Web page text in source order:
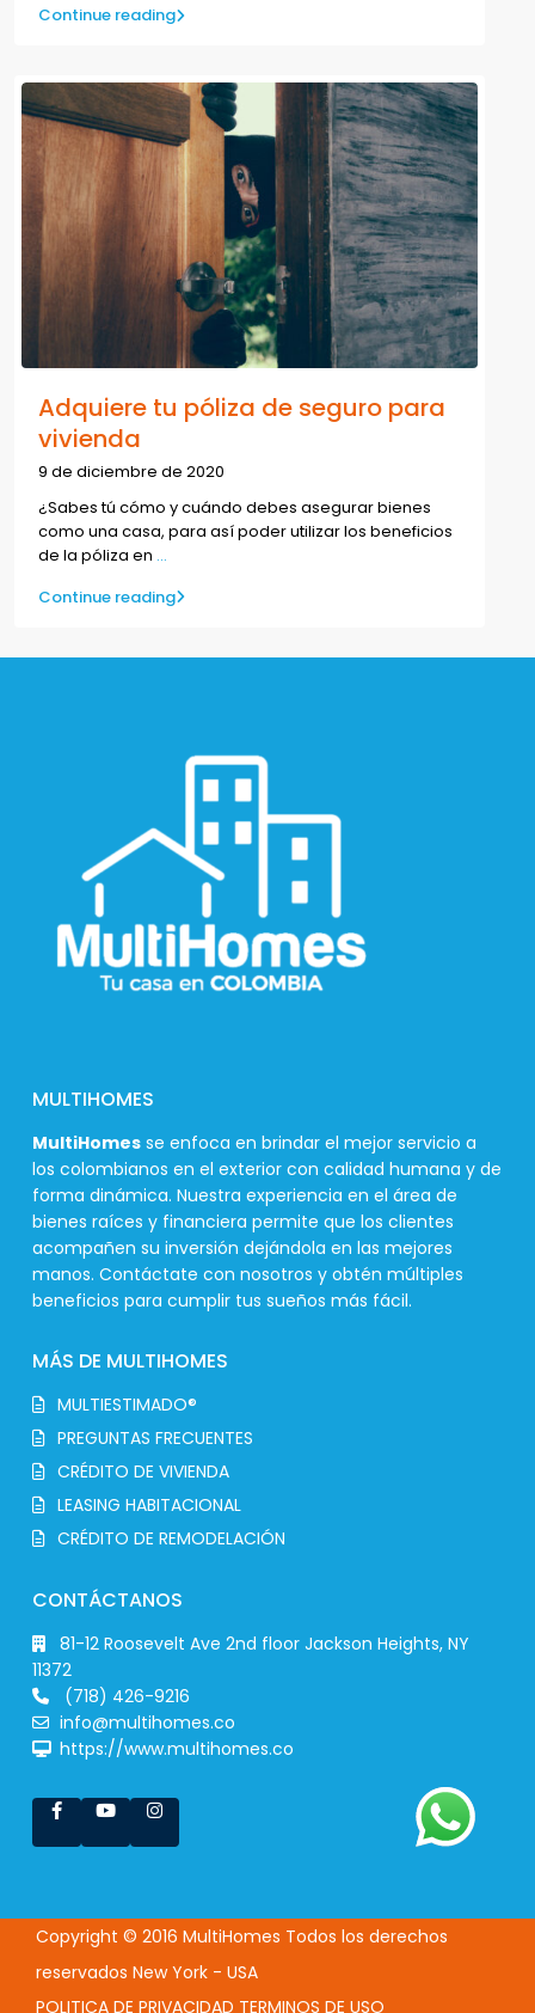
Continue reading
Adquiere tu póliza de seguro para
vivienda
9 de diciembre de 2020
¿Sabes tú cómo y cuándo debes asegurar bienes
como una casa, para así poder utilizar los beneficios
de la póliza en ...
Continue reading
MULTIHOMES
MultiHomes se enfoca en brindar el mejor servicio a
los colombianos en el exterior con calidad humana y de
forma dinámica. Nuestra experiencia en el área de
bienes raíces y financiera permite que los clientes
acompañen su inversión dejándola en las mejores
manos. Contáctate con nosotros y obtén múltiples
beneficios para cumplir tus sueños más fácil.
MÁS DE MULTIHOMES
MULTIESTIMADO®
PREGUNTAS FRECUENTES
CRÉDITO DE VIVIENDA
LEASING HABITACIONAL
CRÉDITO DE REMODELACIÓN
CONTÁCTANOS
81-12 Roosevelt Ave 2nd floor Jackson Heights, NY
11372
(718) 426-9216
info@multihomes.co
https://www.multihomes.co
Copyright © 2016 MultiHomes Todos los derechos
reservados New York - USA
POLITICA DE PRIVACIDAD TERMINOS DE USO